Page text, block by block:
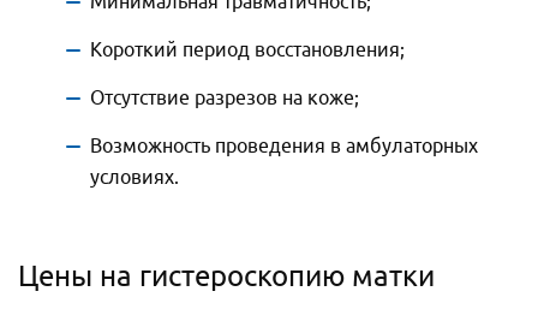
Короткий период восстановления;
Отсутствие разрезов на коже;
Возможность проведения в амбулаторных
условиях.
Цены на гистероскопию матки